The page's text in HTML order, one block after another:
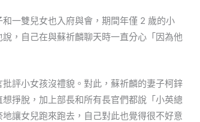
一雙兒女也入府與會，期間年僅 2 歲的小
，自己在與蘇祈麟聊天時一直分心「因為他
評小女孩沒禮貌。對此，蘇祈麟的妻子柯鋅
掙脫，加上部長和所有長官們都說「小英總
讓女兒跑來跑去，自己對此也覺得很不好意